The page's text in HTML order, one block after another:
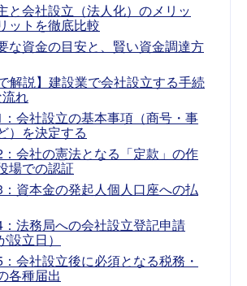
と会社設立（法人化）のメリッ
ットを徹底比較
な資金の目安と、賢い資金調達方
解説】建設業で会社設立する手続
れ
会社設立の基本事項（商号・事
）を決定する
会社の憲法となる「定款」の作
場での認証
資本金の発起人個人口座への払
法務局への会社設立登記申請
設立日）
会社設立後に必須となる税務・
各種届出